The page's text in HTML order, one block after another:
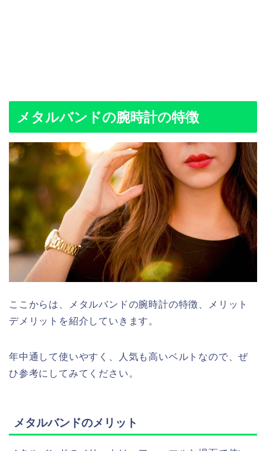
メタルバンドの腕時計の特徴
ここからは、メタルバンドの腕時計の特徴、メリット
デメリットを紹介していきます。
年中通して使いやすく、人気も高いベルトなので、ぜ
ひ参考にしてみてください。
メタルバンドのメリット